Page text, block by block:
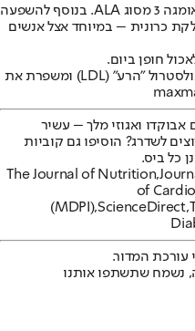
האגוז היחיד שמוגדר כמקור "מעולה" לאומגה 3 מסוג ALA. בנוסף להשפעה
כרונית – במיוחד אצל אנשים
חופן ביום.
צריכת אגוזי מלך מפחיתה את רמות הכולסטרול "הרע" (LDL) ומשפרת את
אבוקדו ואגוזי מלך – עשיר
לשדרג? הוסיפו גם קוביות
כל ביס.
The Journal of Nutrition,
of
(MDPI),ScienceDirect,
נשמח שתשתפו אותנו